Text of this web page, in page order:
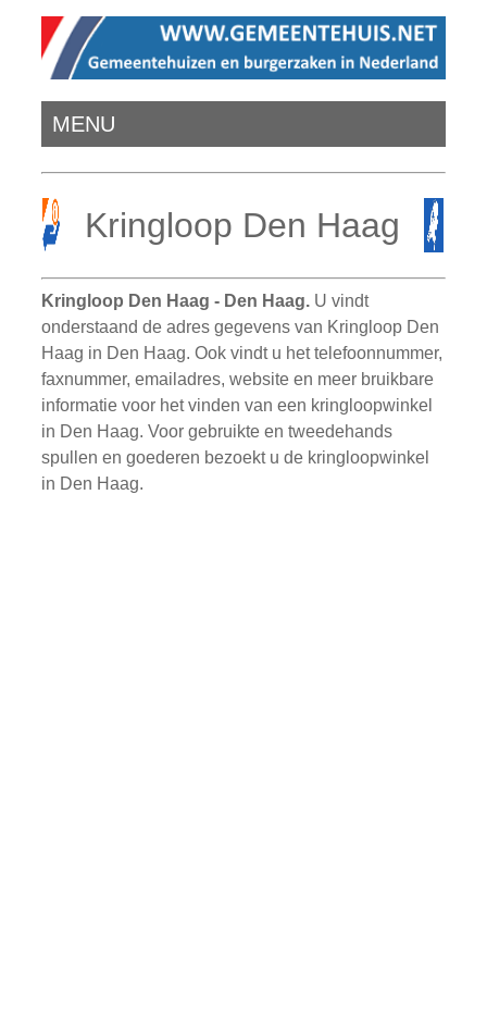
MENU
Kringloop Den Haag
Kringloop Den Haag - Den Haag. U vindt
onderstaand de adres gegevens van Kringloop Den
Haag in Den Haag. Ook vindt u het telefoonnummer,
faxnummer, emailadres, website en meer bruikbare
informatie voor het vinden van een kringloopwinkel
in Den Haag. Voor gebruikte en tweedehands
spullen en goederen bezoekt u de kringloopwinkel
in Den Haag.